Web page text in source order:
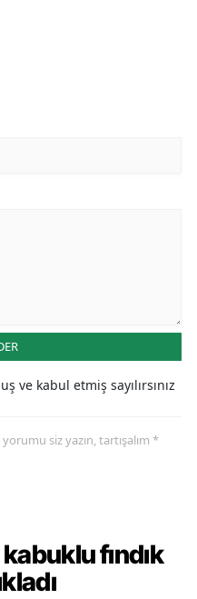
ve kabul etmiş sayılırsınız
siz yazın, tartışalım *
fındık